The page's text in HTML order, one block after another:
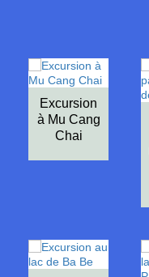
Excursion
à Mu Cang
Chai